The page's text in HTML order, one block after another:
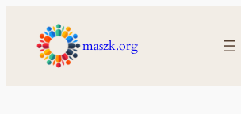
tartalomhoz
maszk.org